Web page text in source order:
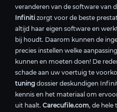
veranderen van de software van
Infiniti zorgt voor de beste
altijd haar eigen software en
bij houdt. Daarom kunnen de
precies instellen welke
kunnen en moeten doen! De
schade aan uw voertuig te
tuning dossier deskundigen
kennis en het materiaal om
uit haalt. Carecufile.com, de hele